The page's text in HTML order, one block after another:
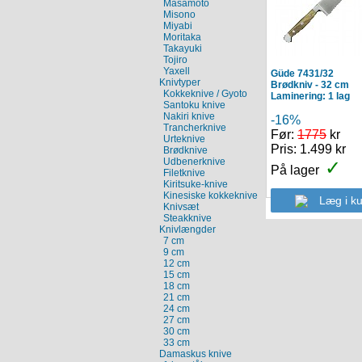
Masamoto
Misono
Miyabi
Moritaka
Takayuki
Tojiro
Yaxell
Knivtyper
Kokkeknive / Gyoto
Santoku knive
Nakiri knive
Trancherknive
Urteknive
Brødknive
Udbenerknive
Filetknive
Kiritsuke-knive
Kinesiske kokkeknive
Knivsæt
Steakknive
Knivlængder
7 cm
9 cm
12 cm
15 cm
18 cm
21 cm
24 cm
27 cm
30 cm
33 cm
Damaskus knive
Güde 7431/32
Brødkniv - 32 cm
Laminering: 1 lag
-16%
Før: 1775 kr
Pris: 1.499 kr
På lager ✓
Læg i